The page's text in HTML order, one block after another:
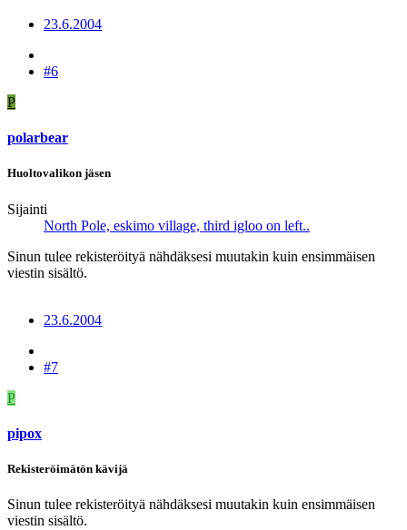
23.6.2004
#6
P
polarbear
Huoltovalikon jäsen
Sijainti
North Pole, eskimo village, third igloo on left..
Sinun tulee rekisteröityä nähdäksesi muutakin kuin ensimmäisen
viestin sisältö.
23.6.2004
#7
P
pipox
Rekisteröimätön kävijä
Sinun tulee rekisteröityä nähdäksesi muutakin kuin ensimmäisen
viestin sisältö.